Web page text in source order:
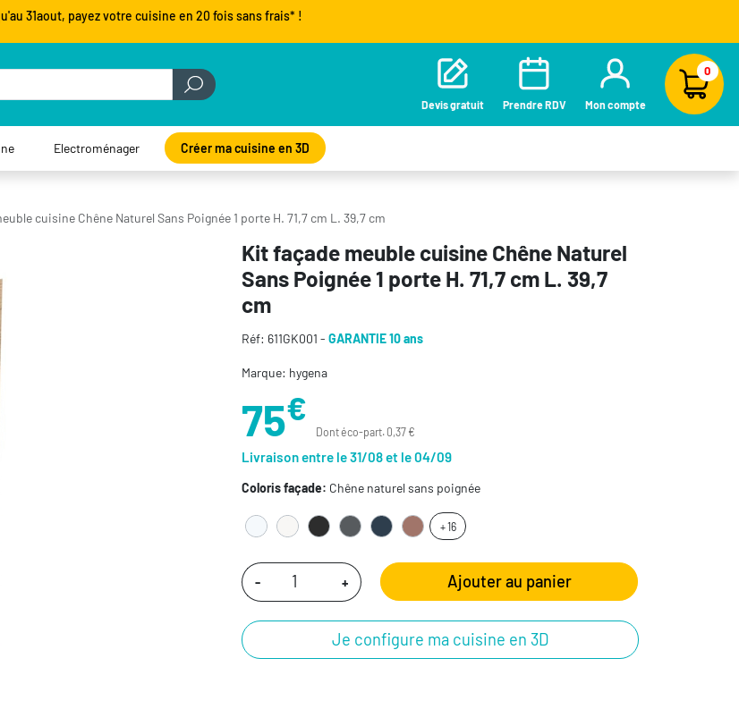
31aout, payez votre cuisine en 20 fois sans frais* !
Devis gratuit Prendre RDV Mon compte
0
Electroménager Créer ma cuisine en 3D
cuisine Chêne Naturel Sans Poignée 1 porte H. 71,7 cm L. 39,7 cm
Kit façade meuble cuisine Chêne Naturel
Sans Poignée 1 porte H. 71,7 cm L. 39,7
cm
Réf: 611GK001 - GARANTIE 10 ans
Marque: hygena
75€
Dont éco-part. 0,37 €
Livraison entre le 31/08 et le 04/09
Coloris façade: Chêne naturel sans poignée
+ 16
- + Ajouter au panier
Je configure ma cuisine en 3D